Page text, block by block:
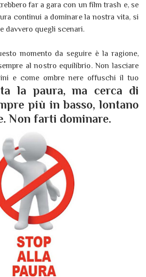
far a gara con un film trash e, se
continui a dominare la nostra vita, si
davvero quegli scenari.
momento da seguire è la ragione,
al nostro equilibrio. Non lasciare
e come ombre nere offuschi il tuo
la paura, ma cerca di
più in basso, lontano
Non farti dominare.